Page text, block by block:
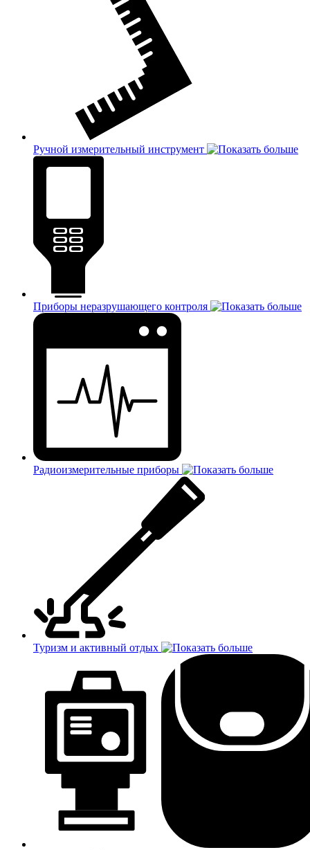
Ручной измерительный инструмент
Приборы неразрушающего контроля
Радиоизмерительные приборы
Туризм и активный отдых